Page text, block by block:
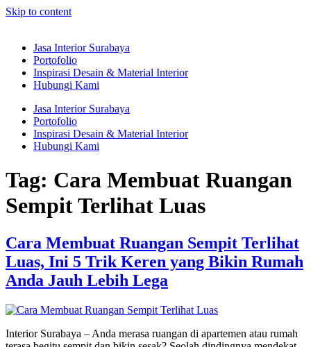
Skip to content
Jasa Interior Surabaya
Portofolio
Inspirasi Desain & Material Interior
Hubungi Kami
Jasa Interior Surabaya
Portofolio
Inspirasi Desain & Material Interior
Hubungi Kami
Tag: Cara Membuat Ruangan
Sempit Terlihat Luas
Cara Membuat Ruangan Sempit Terlihat
Luas, Ini 5 Trik Keren yang Bikin Rumah
Anda Jauh Lebih Lega
Interior Surabaya – Anda merasa ruangan di apartemen atau rumah